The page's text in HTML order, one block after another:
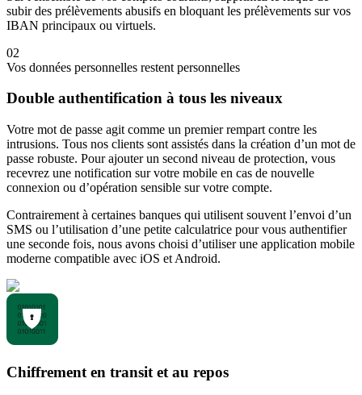
subir des prélèvements abusifs en bloquant les prélèvements sur vos
IBAN principaux ou virtuels.
02
Vos données personnelles restent personnelles
Double authentification à tous les niveaux
Votre mot de passe agit comme un premier rempart contre les
intrusions. Tous nos clients sont assistés dans la création d’un mot de
passe robuste. Pour ajouter un second niveau de protection, vous
recevrez une notification sur votre mobile en cas de nouvelle
connexion ou d’opération sensible sur votre compte.
Contrairement à certaines banques qui utilisent souvent l’envoi d’un
SMS ou l’utilisation d’une petite calculatrice pour vous authentifier
une seconde fois, nous avons choisi d’utiliser une application mobile
moderne compatible avec iOS et Android.
Chiffrement en transit et au repos